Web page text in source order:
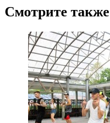
Смотрите